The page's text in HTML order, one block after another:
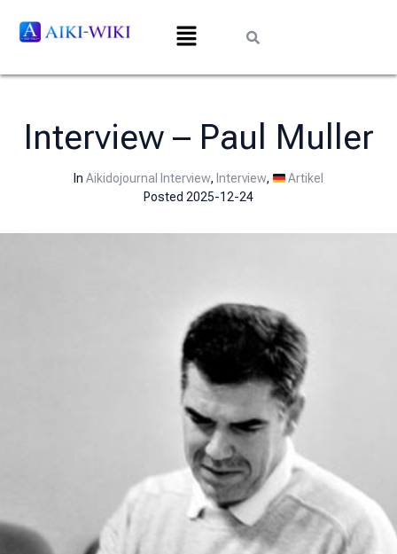
Interview – Paul Muller
In Aikidojournal Interview, Interview,
Artikel
Posted 2025-12-24